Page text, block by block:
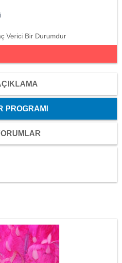
Verici Bir Durumdur
PROGRAMI